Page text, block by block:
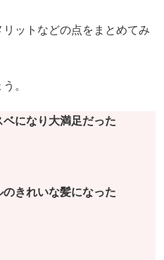
ットなどの点をまとめてみ
。
ベになり大満足だった
のきれいな髪になった